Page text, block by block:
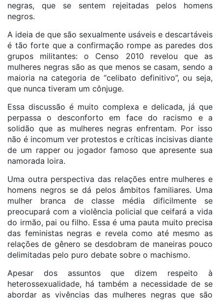
negras, que se sentem rejeitadas pelos homens
negros.
A ideia de que são sexualmente usáveis e descartáveis
é tão forte que a confirmação rompe as paredes dos
grupos militantes: o Censo 2010 revelou que as
mulheres negras são as que menos se casam, sendo a
maioria na categoria de “celibato definitivo”, ou seja,
que nunca tiveram um cônjuge.
Essa discussão é muito complexa e delicada, já que
perpassa o desconforto em face do racismo e a
solidão que as mulheres negras enfrentam. Por isso
não é incomum ver protestos e críticas incisivas diante
de um rapper ou jogador famoso que apresente sua
namorada loira.
Uma outra perspectiva das relações entre mulheres e
homens negros se dá pelos âmbitos familiares. Uma
mulher branca de classe média dificilmente se
preocupará com a violência policial que ceifará a vida
do irmão, pai ou filho. Essa é uma pauta muito precisa
das feministas negras e revela como até mesmo as
relações de gênero se desdobram de maneiras pouco
delimitadas pelo puro debate sobre o machismo.
Apesar dos assuntos que dizem respeito à
heterossexualidade, há também a necessidade de se
abordar as vivências das mulheres negras que são